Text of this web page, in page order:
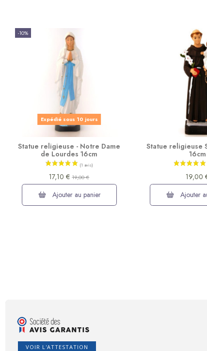
-10%
Expédié sous 10 jours
Statue religieuse - Notre Dame
de Lourdes 16cm
17,10 €19,00 €
Ajouter au panier
Statue religieuse
16cm
19,00
Ajouter
VOIR L'ATTESTATION